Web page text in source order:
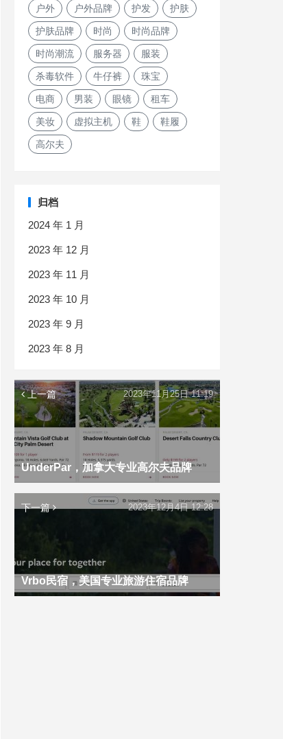
户外 户外品牌 护发 护肤
护肤品牌 时尚 时尚品牌
时尚潮流 服务器 服装
杀毒软件 牛仔裤 珠宝
电商 男装 眼镜 租车
美妆 虚拟主机 鞋 鞋履
高尔夫
归档
2024 年 1 月
2023 年 12 月
2023 年 11 月
2023 年 10 月
2023 年 9 月
2023 年 8 月
上一篇
UnderPar，加拿大专业高尔夫品牌
2023年11月25日 11:19
下一篇
Vrbo民宿，美国专业旅游住宿品牌
2023年12月4日 12:28